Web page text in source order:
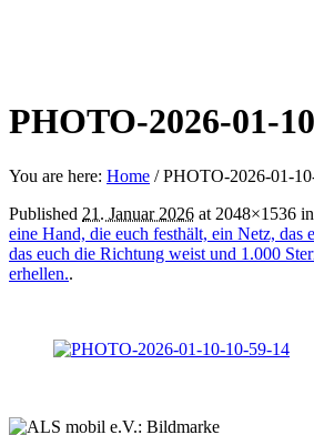
PHOTO-2026-01-
You are here: Home /PHOTO-2026-01-
Published 21. Januar 2026 at 2048×1536 in
eine Hand, die euch festhält, ein Netz, das
das euch die Richtung weist und 1.000
erhellen..